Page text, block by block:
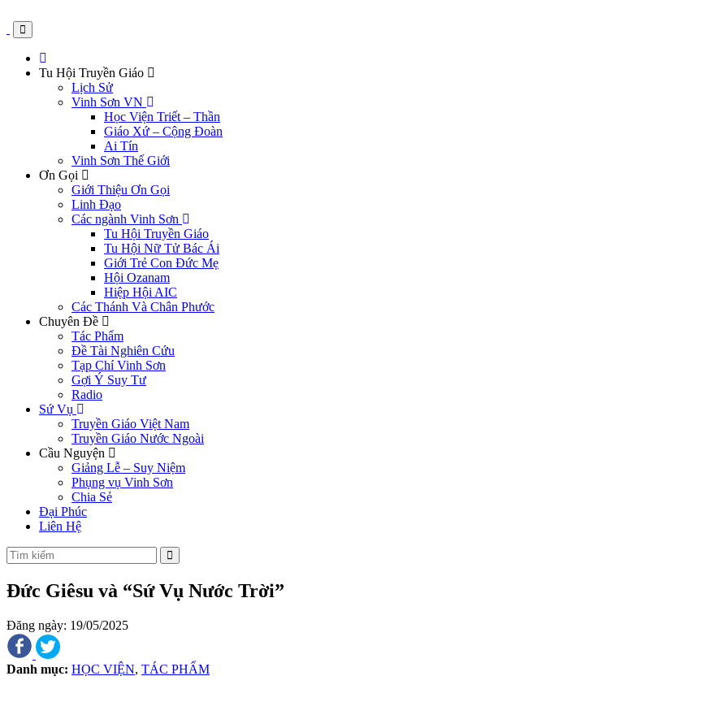
Tu Hội Truyền Giáo
Lịch Sử
Vinh Sơn VN
Học Viện Triết – Thần
Giáo Xứ – Cộng Đoàn
Ai Tín
Vinh Sơn Thế Giới
Ơn Gọi
Giới Thiệu Ơn Gọi
Linh Đạo
Các ngành Vinh Sơn
Tu Hội Truyền Giáo
Tu Hội Nữ Tử Bác Ái
Giới Trẻ Con Đức Mẹ
Hội Ozanam
Hiệp Hội AIC
Các Thánh Và Chân Phước
Chuyên Đề
Tác Phẩm
Đề Tài Nghiên Cứu
Tạp Chí Vinh Sơn
Gợi Ý Suy Tư
Radio
Sứ Vụ
Truyền Giáo Việt Nam
Truyền Giáo Nước Ngoài
Cầu Nguyện
Giảng Lễ – Suy Niệm
Phụng vụ Vinh Sơn
Chia Sẻ
Đại Phúc
Liên Hệ
Đức Giêsu và “Sứ Vụ Nước Trời”
Đăng ngày: 19/05/2025
Danh mục: HỌC VIỆN, TÁC PHẨM